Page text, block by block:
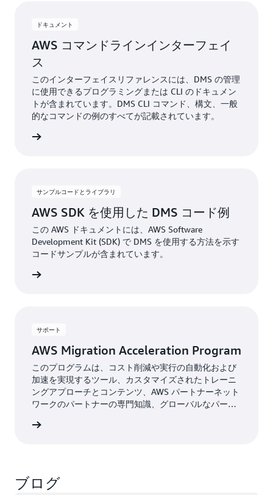
ドキュメント
AWS コマンドラインインターフェイ
ス
このインターフェイスリファレンスには、DMS の管理
に使用できるプログラミングまたは CLI のドキュメン
トが含まれています。DMS CLI コマンド、構文、一般
的なコマンドの例のすべてが記載されています。
サンプルコードとライブラリ
AWS SDK を使用した DMS コード例
この AWS ドキュメントには、AWS Software
Development Kit (SDK) で DMS を使用する方法を示す
コードサンプルが含まれています。
サポート
AWS Migration Acceleration Program
このプログラムは、コスト削減や実行の自動化および
加速を実現するツール、カスタマイズされたトレーニ
ングアプローチとコンテンツ、AWS パートナーネット
ワークのパートナーの専門知識、グローバルなパート
ブログ